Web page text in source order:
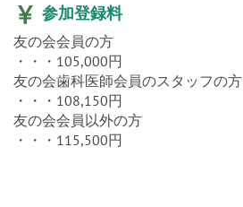
参加登録料
友の会会員の方
・・・105,000円
友の会歯科医師会員のスタッフの方
・・・108,150円
友の会会員以外の方
・・・115,500円